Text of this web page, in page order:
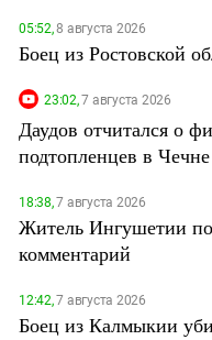
05:52,8 августа 2026
Боец из Ростовской
23:02,7 августа 2026
Даудов отчитался о
подтопленцев в Чечне
18:38,7 августа 2026
Житель Ингушетии
комментарий
12:42,7 августа 2026
Боец из Калмыкии